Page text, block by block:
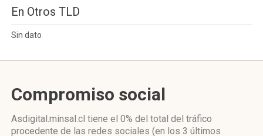
En Otros TLD
Sin dato
Compromiso social
Asdigital.minsal.cl tiene el 0% del total del tráfico
procedente de las redes sociales (en los 3 últimos